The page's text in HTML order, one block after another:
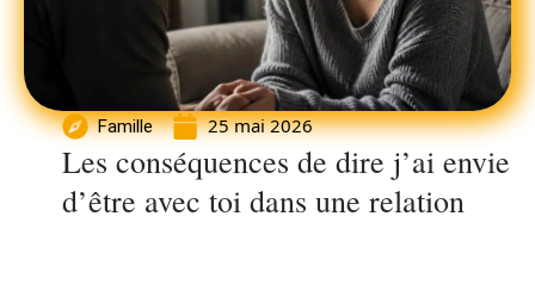
Famille 25 mai 2026
Les conséquences de dire j’ai envie
d’être avec toi dans une relation